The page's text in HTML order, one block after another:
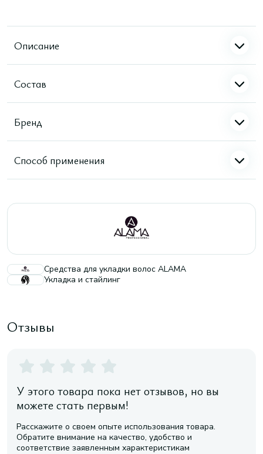
Описание
Состав
Бренд
Способ применения
Средства для укладки волос ALAMA
Укладка и стайлинг
Отзывы
У этого товара пока нет отзывов, но вы
можете стать первым!
Расскажите о своем опыте использования товара.
Обратите внимание на качество, удобство и
соответствие заявленным характеристикам